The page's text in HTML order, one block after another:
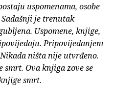
uspomenama, osobe
je trenutak
Uspomene, knjige,
Pripovijedanjem
ništa nije utvrđeno.
smrt. Ova knjiga zove se
smrt.